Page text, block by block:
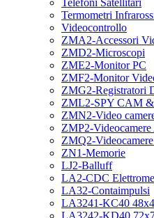
Telefoni Satellitari
Termometri
Videocontrollo
ZMA2-Accessori
ZMD2-Microscopi
ZME2-Monitor PC
ZMF2-Monitor
ZMG2-Registratori
ZML2-SPY CAM
ZMN2-Video
ZMP2-
ZMQ2-
ZN1-Memorie
LJ2-Balluff
LA2-CDC
LA32-Contaimpulsi
LA3241-KC40
LA3242-KD40